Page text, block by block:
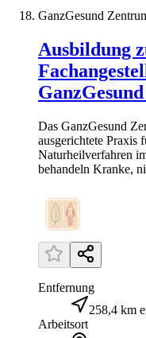
GanzGesund
Ausbildung
Das GanzGesund
ausgerichtete Praxis
Naturheilverfahren
behandeln Kranke,
Entfernung
258,4 km
Arbeitsort